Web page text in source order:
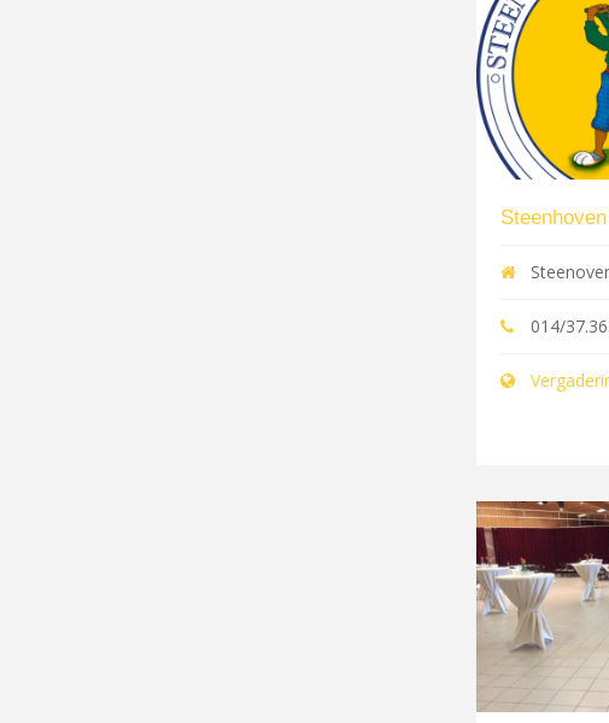
014/